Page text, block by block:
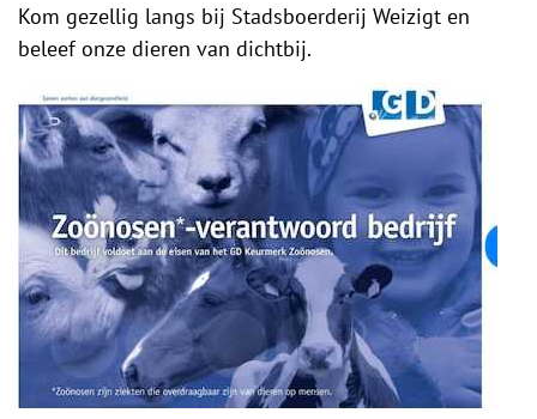
Kom gezellig langs bij Stadsboerderij Weizigt en
beleef onze dieren van dichtbij.